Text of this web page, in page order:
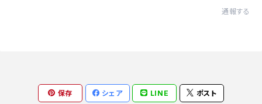
通報する
保存 シェア LINE ポスト